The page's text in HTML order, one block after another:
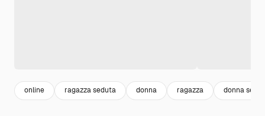
online ragazza seduta donna ragazza donna